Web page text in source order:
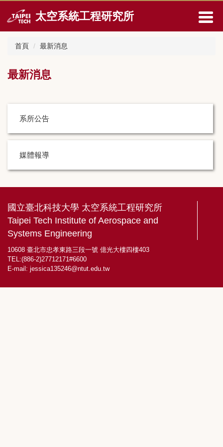
到
區
太空系統工程研究所
首頁 最新消息
最新消息
系所公告
媒體報導
國立臺北科技大學 太空系統工程研究所
Taipei Tech Institute of Aerospace and
Systems Engineering
10608 臺北市忠孝東路三段一號 億光大樓四樓403
TEL:(886-2)27712171#6600
E-mail: jessica135246@ntut.edu.tw